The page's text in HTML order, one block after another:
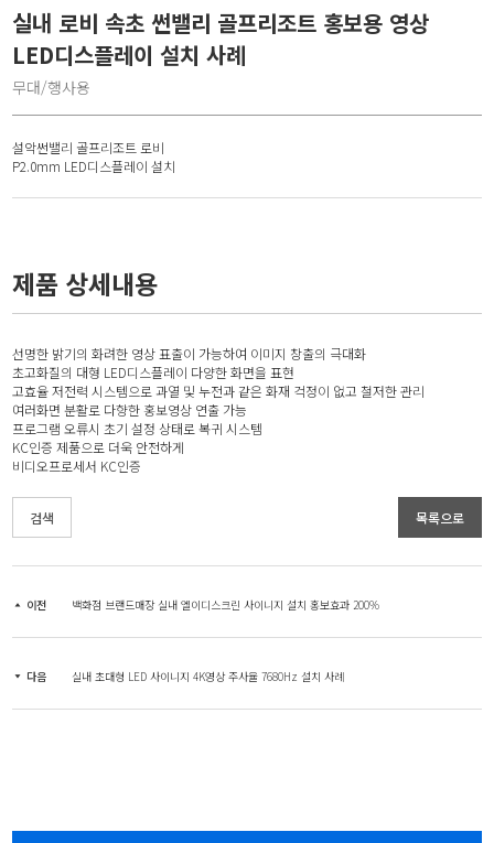
실내 로비 속초 썬밸리 골프리조트 홍보용 영상
LED디스플레이 설치 사례
무대/행사용
설악썬밸리 골프리조트 로비
P2.0mm LED디스플레이 설치
제품 상세내용
선명한 밝기의 화려한 영상 표출이 가능하여 이미지 창출의 극대화
초고화질의 대형 LED디스플레이 다양한 화면을 표현
고효율 저전력 시스템으로 과열 및 누전과 같은 화재 걱정이 없고 철저한 관리
여러화면 분활로 다향한 홍보영상 연출 가능
프로그램 오류시 초기 설정 상태로 복귀 시스템
KC인증 제품으로 더욱 안전하게
비디오프로세서 KC인증
검색 목록으로
이전 백화점 브랜드매장 실내 엘이디스크린 사이니지 설치 홍보효과 200%
다음 실내 초대형 LED 사이니지 4K영상 주사율 7680Hz 설치 사례